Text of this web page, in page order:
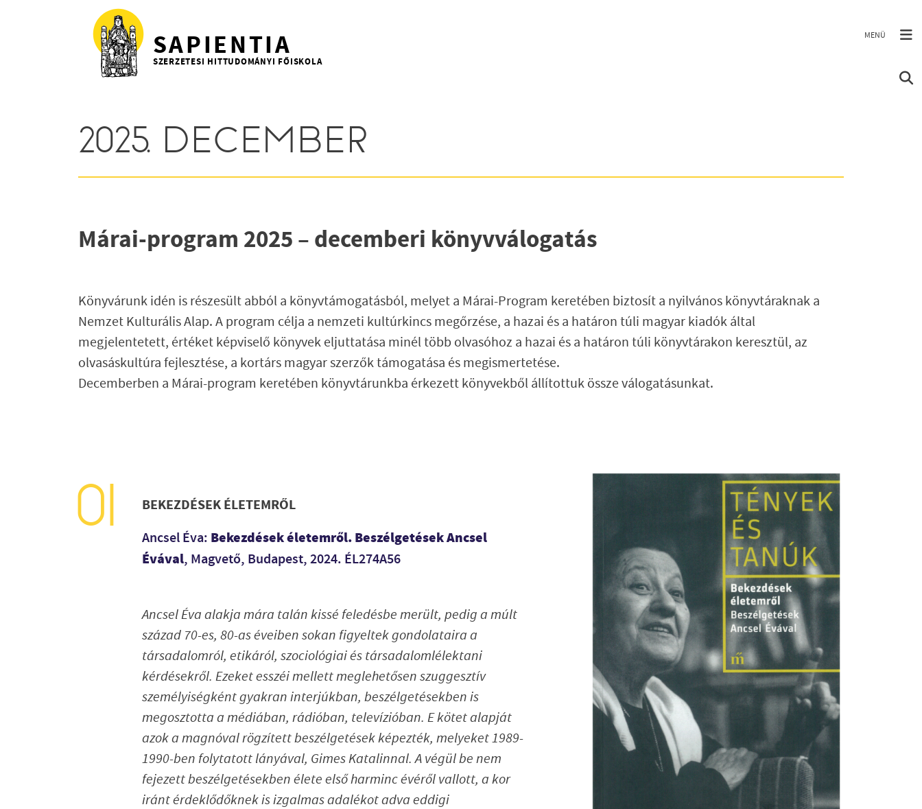
Ugrás a tartalomra
SAPIENTIA
SZERZETESI HITTUDOMÁNYI FŐISKOLA
2025. DECEMBER
Márai-program 2025 – decemberi könyvválogatás
Könyvárunk idén is részesült abból a könyvtámogatásból, melyet a Márai-Program keretében biztosít a nyilvános könyvtáraknak a
Nemzet Kulturális Alap. A program célja a nemzeti kultúrkincs megőrzése, a hazai és a határon túli magyar kiadók által
megjelentetett, értéket képviselő könyvek eljuttatása minél több olvasóhoz a hazai és a határon túli könyvtárakon keresztül, az
olvasáskultúra fejlesztése, a kortárs magyar szerzők támogatása és megismertetése.
Decemberben a Márai-program keretében könyvtárunkba érkezett könyvekből állítottuk össze válogatásunkat.
BEKEZDÉSEK ÉLETEMRŐL
Ancsel Éva: Bekezdések életemről. Beszélgetések Ancsel
Évával, Magvető, Budapest, 2024. ÉL274A56
Ancsel Éva alakja mára talán kissé feledésbe merült, pedig a múlt
század 70-es, 80-as éveiben sokan figyeltek gondolataira a
társadalomról, etikáról, szociológiai és társadalomlélektani
kérdésekről. Ezeket esszéi mellett meglehetősen szuggesztív
személyiségként gyakran interjúkban, beszélgetésekben is
megosztotta a médiában, rádióban, televízióban. E kötet alapját
azok a magnóval rögzített beszélgetések képezték, melyeket 1989-
1990-ben folytatott lányával, Gimes Katalinnal. A végül be nem
fejezett beszélgetésekben élete első harminc évéről vallott, a kor
iránt érdeklődőknek is izgalmas adalékot adva eddigi